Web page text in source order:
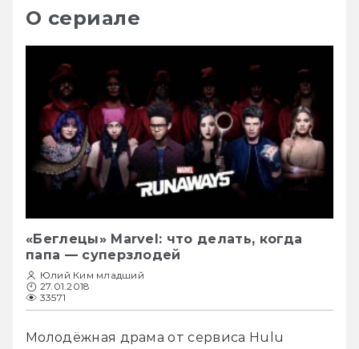
О сериале
«Беглецы» Marvel: что делать, когда
папа — суперзлодей
Юлий Ким младший
27.01.2018
33571
Молодёжная драма от сервиса Hulu